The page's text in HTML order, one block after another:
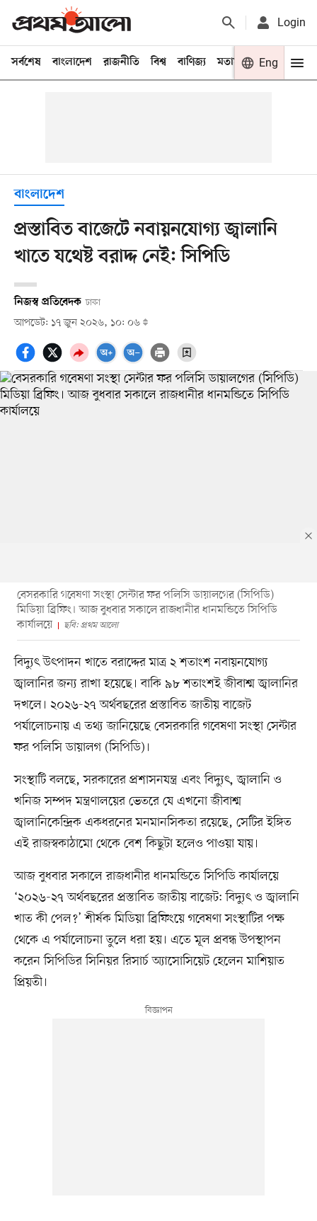
Login
সর্বশেষ বাংলাদেশ রাজনীতি বিশ্ব বাণিজ্য মতামত খেলা
Eng
বাংলাদেশ
প্রস্তাবিত বাজেটে নবায়নযোগ্য জ্বালানি
খাতে যথেষ্ট বরাদ্দ নেই: সিপিডি
নিজস্ব প্রতিবেদক ঢাকা
আপডেট: ১৭ জুন ২০২৬, ১০: ০৬
বেসরকারি গবেষণা সংস্থা সেন্টার ফর পলিসি ডায়ালগের (সিপিডি)
মিডিয়া ব্রিফিং। আজ বুধবার সকালে রাজধানীর ধানমন্ডিতে সিপিডি
কার্যালয়ে
ছবি: প্রথম আলো
বিদ্যুৎ উৎপাদন খাতে বরাদ্দের মাত্র ২ শতাংশ নবায়নযোগ্য
জ্বালানির জন্য রাখা হয়েছে। বাকি ৯৮ শতাংশই জীবাশ্ম জ্বালানির
দখলে। ২০২৬-২৭ অর্থবছরের প্রস্তাবিত জাতীয় বাজেট
পর্যালোচনায় এ তথ্য জানিয়েছে বেসরকারি গবেষণা সংস্থা সেন্টার
ফর পলিসি ডায়ালগ (সিপিডি)।
সংস্থাটি বলছে, সরকারের প্রশাসনযন্ত্র এবং বিদ্যুৎ, জ্বালানি ও
খনিজ সম্পদ মন্ত্রণালয়ের ভেতরে যে এখনো জীবাশ্ম
জ্বালানিকেন্দ্রিক একধরনের মনমানসিকতা রয়েছে, সেটির ইঙ্গিত
এই রাজস্বকাঠামো থেকে বেশ কিছুটা হলেও পাওয়া যায়।
আজ বুধবার সকালে রাজধানীর ধানমন্ডিতে সিপিডি কার্যালয়ে
‘২০২৬-২৭ অর্থবছরের প্রস্তাবিত জাতীয় বাজেট: বিদ্যুৎ ও জ্বালানি
খাত কী পেল?’ শীর্ষক মিডিয়া ব্রিফিংয়ে গবেষণা সংস্থাটির পক্ষ
থেকে এ পর্যালোচনা তুলে ধরা হয়। এতে মূল প্রবন্ধ উপস্থাপন
করেন সিপিডির সিনিয়র রিসার্চ অ্যাসোসিয়েট হেলেন মাশিয়াত
প্রিয়তী।